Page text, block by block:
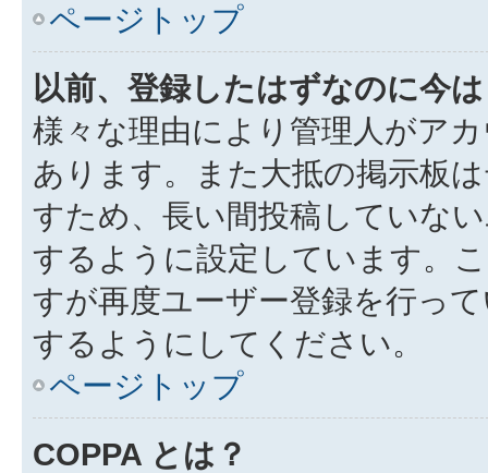
ページトップ
以前、登録したはずなのに今
様々な理由により管理人がア
あります。また大抵の掲示板
すため、長い間投稿していな
するように設定しています。
すが再度ユーザー登録を行っ
するようにしてください。
ページトップ
COPPA とは？